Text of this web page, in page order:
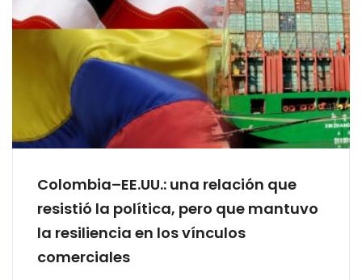
Colombia–EE.UU.: una relación que
resistió la política, pero que mantuvo
la resiliencia en los vínculos
comerciales